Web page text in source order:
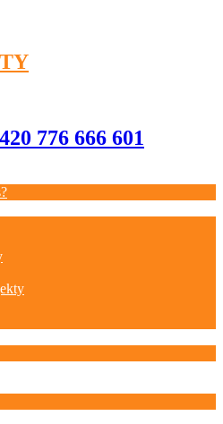
776 666 601